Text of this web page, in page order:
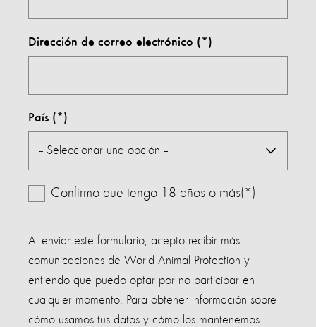
Dirección de correo electrónico
País
Confirmo que tengo 18 años o más(*)
Al enviar este formulario, acepto recibir más
comunicaciones de World Animal Protection y
entiendo que puedo optar por no participar en
cualquier momento. Para obtener información sobre
cómo usamos tus datos y cómo los mantenemos